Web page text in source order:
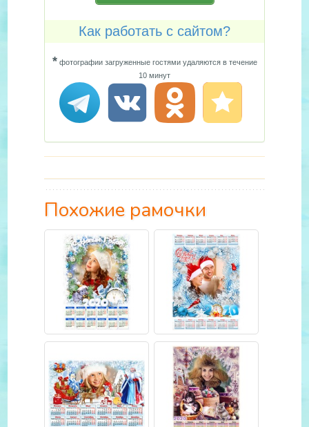
Как работать с сайтом?
*фотографии загруженные гостями удаляются в течение
10 минут
Похожие рамочки